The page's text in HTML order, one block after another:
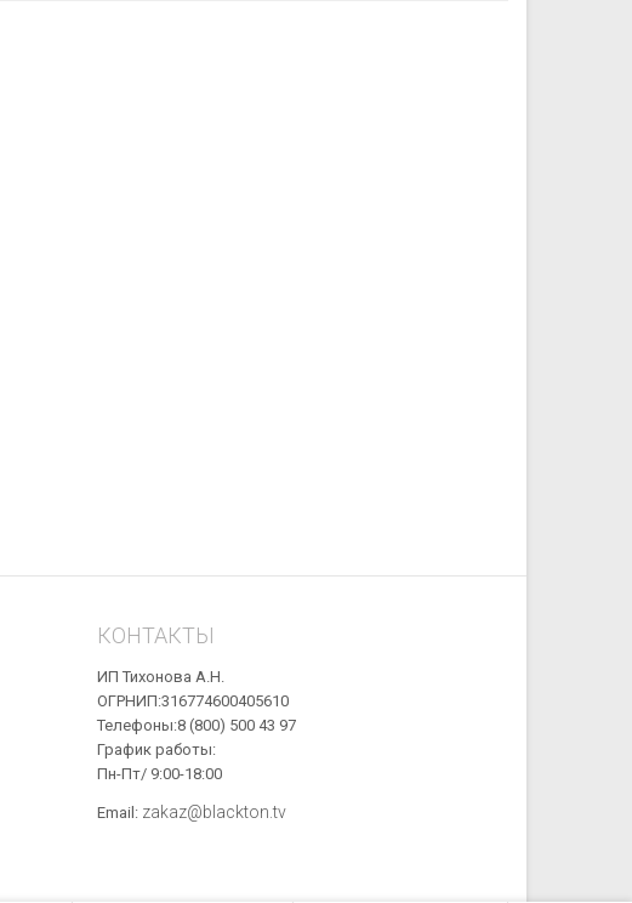
КОНТАКТЫ
ИП Тихонова А.Н.
ОГРНИП:316774600405610
Телефоны:8 (800) 500 43 97
График работы:
Пн-Пт/ 9:00-18:00
Email: zakaz@blackton.tv